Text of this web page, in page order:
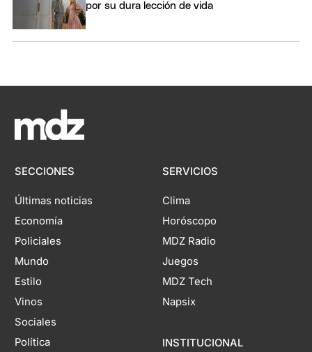
por su dura lección de vida
SECCIONES
Últimas noticias
Economía
Policiales
Mundo
Estilo
Vinos
Sociales
Política
SERVICIOS
Clima
Horóscopo
MDZ Radio
Juegos
MDZ Tech
Napsix
INSTITUCIONAL